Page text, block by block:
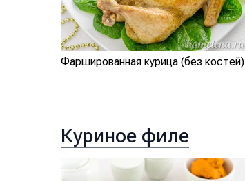
Фаршированная курица (без костей)
Куриное филе